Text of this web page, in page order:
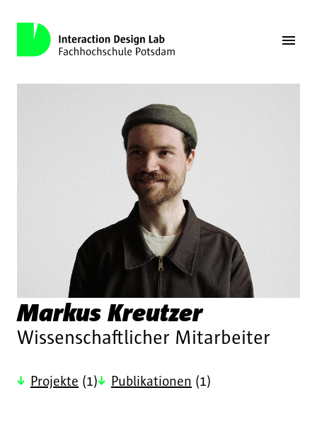
Markus Kreutzer
Wissenschaftlicher Mitarbeiter
Projekte (1) Publikationen (1)